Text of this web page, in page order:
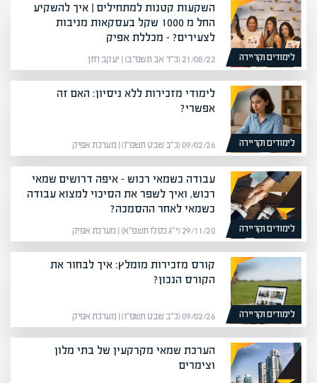
לימודים וקריירה
השקעות קטנות למתחילים | איך להשקיע
החל מ 1000 שקל בעסקאות מניבות
לצעירים? – מכללת אפיק
21/08/22 (כ״ד אב תשפ״ב) | יעקב חזן
לימודים וקריירה
לימודי מזכירות ללא ניסיון: האם זה
אפשרי?
09/02/26 (כ״ב שבט תשפ״ו) | מערכת אפיק
לימודים וקריירה
עבודה כשמאי רכוש – איפה דרושים שמאי
רכוש, ואיך לשפר את הסיכוי למצוא עבודה
כשמאי לאחר ההסמכה?
29/11/20 (י״ג כסלו תשפ״א) | מערכת אפיק
לימודים וקריירה
קורס מזכירות מומלץ: איך לבחור את
הקורס הנכון?
09/02/26 (כ״ב שבט תשפ״ו) | מערכת אפיק
הערכת שמאי מקרקעין של בתי מלון
וצימרים